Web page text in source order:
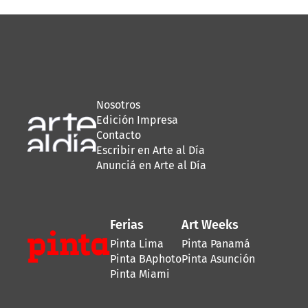
Nosotros
Edición Impresa
Contacto
Escribir en Arte al Día
Anunciá en Arte al Día
Ferias
Pinta Lima
Pinta BAphoto
Pinta Miami
Art Weeks
Pinta Panamá
Pinta Asunción